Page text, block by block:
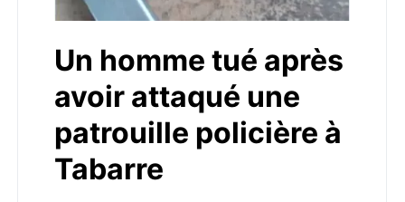
Un homme tué après
avoir attaqué une
patrouille policière à
Tabarre